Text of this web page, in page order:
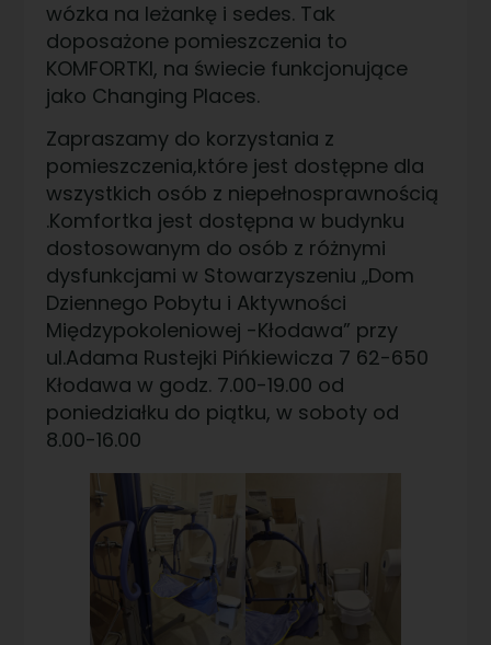
wózka na leżankę i sedes. Tak
doposażone pomieszczenia to
KOMFORTKI, na świecie funkcjonujące
jako Changing Places.
Zapraszamy do korzystania z
pomieszczenia,które jest dostępne dla
wszystkich osób z niepełnosprawnością
.Komfortka jest dostępna w budynku
dostosowanym do osób z różnymi
dysfunkcjami w Stowarzyszeniu „Dom
Dziennego Pobytu i Aktywności
Międzypokoleniowej -Kłodawa” przy
ul.Adama Rustejki Pińkiewicza 7 62-650
Kłodawa w godz. 7.00-19.00 od
poniedziałku do piątku, w soboty od
8.00-16.00